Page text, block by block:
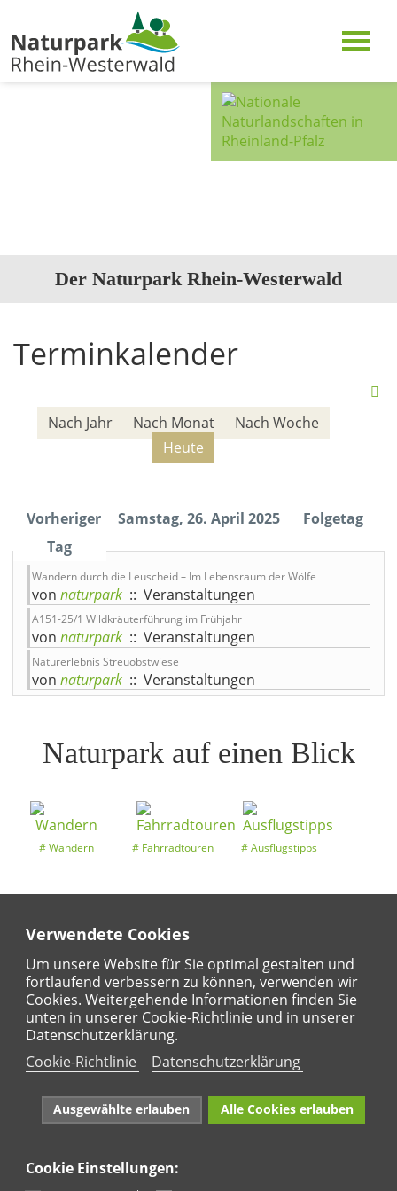
Verwendete Cookies
Um unsere Website für Sie optimal gestalten und
fortlaufend verbessern zu können, verwenden wir
Cookies. Weitergehende Informationen finden Sie
unten in unserer Cookie-Richtlinie und in unserer
Datenschutzerklärung.
Cookie-Richtlinie
Datenschutzerklärung
Ausgewählte erlauben Alle Cookies erlauben
Cookie Einstellungen:
Der Naturpark Rhein-Westerwald
Terminkalender
Nach Jahr Nach Monat
Nach Woche
Heute
Vorheriger
Tag
Samstag, 26. April 2025 Folgetag
Wandern durch die Leuscheid – Im Lebensraum der Wölfe
von naturpark :: Veranstaltungen
A151-25/1 Wildkräuterführung im Frühjahr
von naturpark :: Veranstaltungen
Naturerlebnis Streuobstwiese
von naturpark :: Veranstaltungen
Naturpark auf einen Blick
Wandern Fahrradtouren Ausflugstipps
Entdeckertouren Ansichten
Regional
Karte
Naturpark Rhein-Westerwald e.V. · Marktstraße 88·